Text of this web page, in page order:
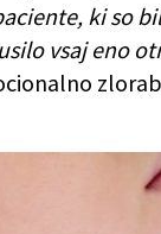
ki so
vsaj eno